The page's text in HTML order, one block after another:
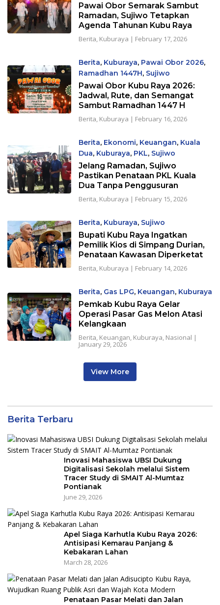
Pawai Obor Semarak Sambut
Ramadan, Sujiwo Tetapkan
Agenda Tahunan Kubu Raya
Berita, Kuburaya | February 17, 2026
Berita, Kuburaya, Pawai Obor 2026,
Ramadhan 1447H, Sujiwo
Pawai Obor Kubu Raya 2026:
Jadwal, Rute, dan Semangat
Sambut Ramadhan 1447 H
Berita, Kuburaya | February 16, 2026
Berita, Ekonomi, Keuangan, Kuala
Dua, Kuburaya, PKL, Sujiwo
Jelang Ramadan, Sujiwo
Pastikan Penataan PKL Kuala
Dua Tanpa Penggusuran
Berita, Kuburaya | February 15, 2026
Berita, Kuburaya, Sujiwo
Bupati Kubu Raya Ingatkan
Pemilik Kios di Simpang Durian,
Penataan Kawasan Diperketat
Berita, Kuburaya | February 14, 2026
Berita, Gas LPG, Keuangan, Kuburaya
Pemkab Kubu Raya Gelar
Operasi Pasar Gas Melon Atasi
Kelangkaan
Berita, Keuangan, Kuburaya, Nasional |
January 29, 2026
View More
Berita Terbaru
Inovasi Mahasiswa UBSI Dukung
Digitalisasi Sekolah melalui Sistem
Tracer Study di SMAIT Al-Mumtaz
Pontianak
June 29, 2026
Apel Siaga Karhutla Kubu Raya 2026:
Antisipasi Kemarau Panjang &
Kebakaran Lahan
March 28, 2026
Penataan Pasar Melati dan Jalan